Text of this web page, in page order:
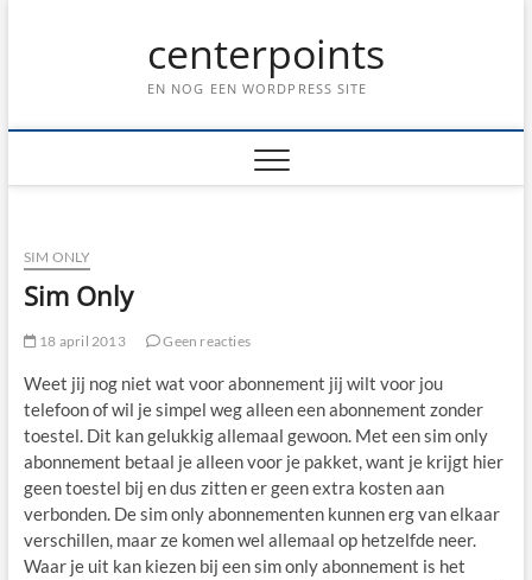
centerpoints
EN NOG EEN WORDPRESS SITE
SIM ONLY
Sim Only
18 april 2013 Geen reacties
Weet jij nog niet wat voor abonnement jij wilt voor jou
telefoon of wil je simpel weg alleen een abonnement zonder
toestel. Dit kan gelukkig allemaal gewoon. Met een sim only
abonnement betaal je alleen voor je pakket, want je krijgt hier
geen toestel bij en dus zitten er geen extra kosten aan
verbonden. De sim only abonnementen kunnen erg van elkaar
verschillen, maar ze komen wel allemaal op hetzelfde neer.
Waar je uit kan kiezen bij een sim only abonnement is het